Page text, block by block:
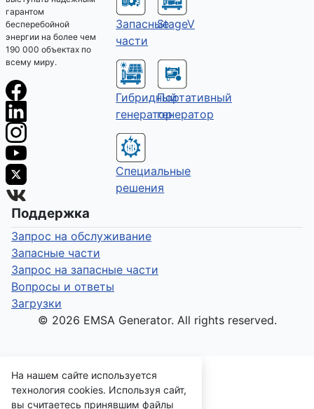
гарантом
бесперебойной
энергии на более чем
190 000 объектах по
всему миру.
Запасные
части
StageV
Гибридный
генератор
Портативный
генератор
Специальные
решения
Поддержка
Запрос на обслуживание
Запасные части
Запрос на запасные части
Вопросы и ответы
Загрузки
© 2026 EMSA Generator. All rights reserved.
На нашем сайте используется
технология cookies. Используя сайт,
вы считаетесь принявшим файлы